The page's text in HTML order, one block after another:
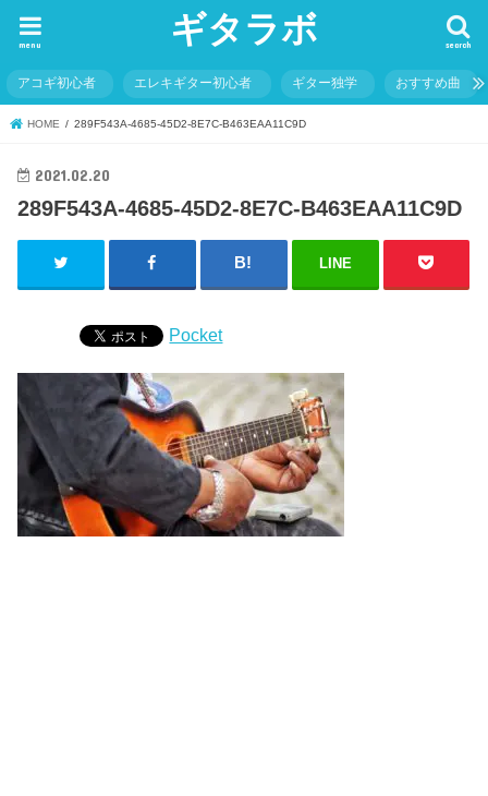
ギタラボ search
menu
アコギ初心者 エレキギター初心者 ギター独学 おすすめ曲
HOME 289F543A-4685-45D2-8E7C-B463EAA11C9D
2021.02.20
289F543A-4685-45D2-8E7C-B463EAA11C9D
LINE
Pocket